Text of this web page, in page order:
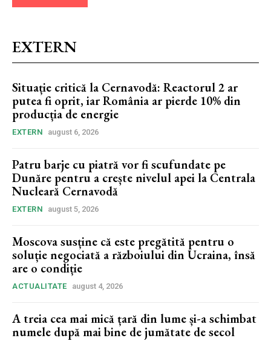
EXTERN
Situație critică la Cernavodă: Reactorul 2 ar
putea fi oprit, iar România ar pierde 10% din
producția de energie
EXTERN august 6, 2026
Patru barje cu piatră vor fi scufundate pe
Dunăre pentru a crește nivelul apei la Centrala
Nucleară Cernavodă
EXTERN august 5, 2026
Moscova susține că este pregătită pentru o
soluție negociată a războiului din Ucraina, însă
are o condiție
ACTUALITATE august 4, 2026
A treia cea mai mică țară din lume și-a schimbat
numele după mai bine de jumătate de secol